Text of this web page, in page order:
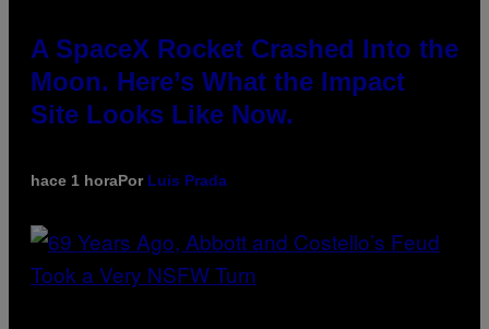
A SpaceX Rocket Crashed Into the
Moon. Here’s What the Impact
Site Looks Like Now.
hace 1 horaPor Luis Prada